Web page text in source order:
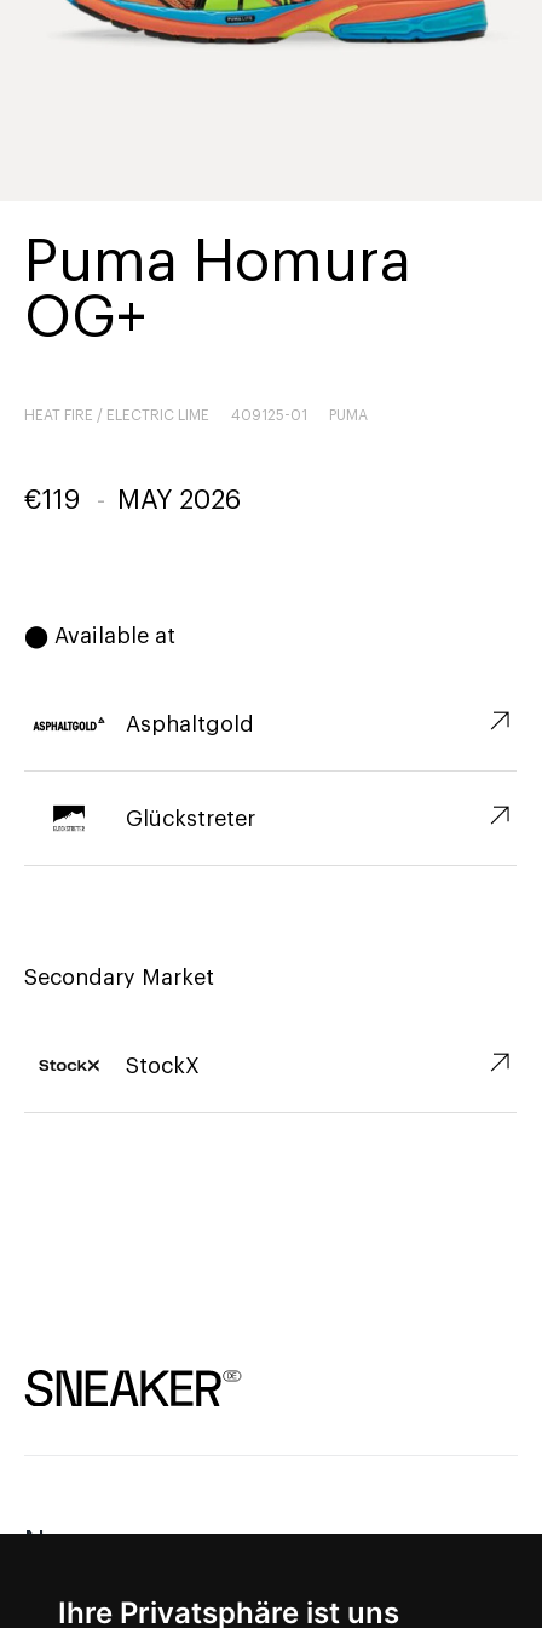
Ihre Privatsphäre ist uns
Puma Homura
OG+
HEAT FIRE / ELECTRIC LIME 409125-01 PUMA
€119 - MAY 2026
⬤ Available at
Asphaltgold ↗︎
Glückstreter ↗︎
Secondary Market
StockX ↗︎
News
About